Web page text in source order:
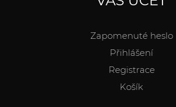
Zapomenuté heslo
Přihlášení
Registrace
Košík